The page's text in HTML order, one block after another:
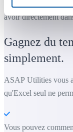
avoir directement
Gagnez du
simplement.
ASAP Utilities vous
qu'Excel seul ne
Vous pouvez